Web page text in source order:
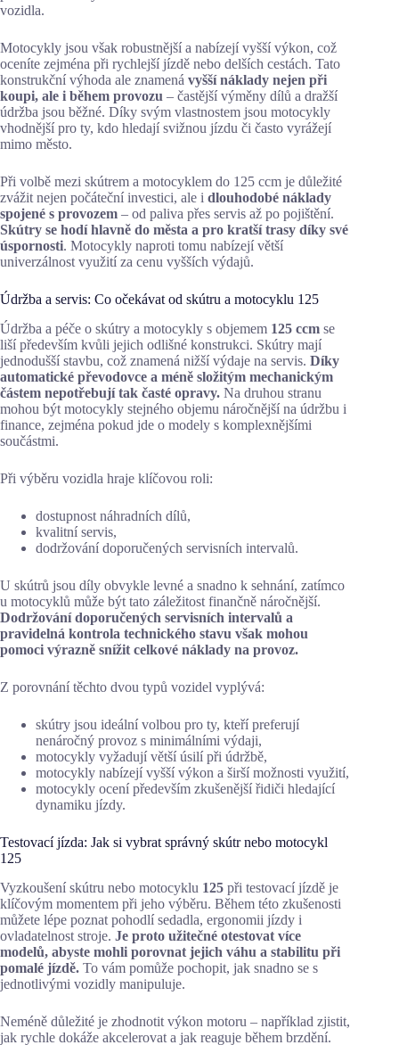
vozidla.
Motocykly jsou však robustnější a nabízejí vyšší výkon, což
oceníte zejména při rychlejší jízdě nebo delších cestách. Tato
konstrukční výhoda ale znamená vyšší náklady nejen při
koupi, ale i během provozu – častější výměny dílů a dražší
údržba jsou běžné. Díky svým vlastnostem jsou motocykly
vhodnější pro ty, kdo hledají svižnou jízdu či často vyrážejí
mimo město.
Při volbě mezi skútrem a motocyklem do 125 ccm je důležité
zvážit nejen počáteční investici, ale i dlouhodobé náklady
spojené s provozem – od paliva přes servis až po pojištění.
Skútry se hodí hlavně do města a pro kratší trasy díky své
úspornosti. Motocykly naproti tomu nabízejí větší
univerzálnost využití za cenu vyšších výdajů.
Údržba a servis: Co očekávat od skútru a motocyklu 125
Údržba a péče o skútry a motocykly s objemem 125 ccm se
liší především kvůli jejich odlišné konstrukci. Skútry mají
jednodušší stavbu, což znamená nižší výdaje na servis. Díky
automatické převodovce a méně složitým mechanickým
částem nepotřebují tak časté opravy. Na druhou stranu
mohou být motocykly stejného objemu náročnější na údržbu i
finance, zejména pokud jde o modely s komplexnějšími
součástmi.
Při výběru vozidla hraje klíčovou roli:
dostupnost náhradních dílů,
kvalitní servis,
dodržování doporučených servisních intervalů.
U skútrů jsou díly obvykle levné a snadno k sehnání, zatímco
u motocyklů může být tato záležitost finančně náročnější.
Dodržování doporučených servisních intervalů a
pravidelná kontrola technického stavu však mohou
pomoci výrazně snížit celkové náklady na provoz.
Z porovnání těchto dvou typů vozidel vyplývá:
skútry jsou ideální volbou pro ty, kteří preferují
nenáročný provoz s minimálními výdaji,
motocykly vyžadují větší úsilí při údržbě,
motocykly nabízejí vyšší výkon a širší možnosti využití,
motocykly ocení především zkušenější řidiči hledající
dynamiku jízdy.
Testovací jízda: Jak si vybrat správný skútr nebo motocykl
125
Vyzkoušení skútru nebo motocyklu 125 při testovací jízdě je
klíčovým momentem při jeho výběru. Během této zkušenosti
můžete lépe poznat pohodlí sedadla, ergonomii jízdy i
ovladatelnost stroje. Je proto užitečné otestovat více
modelů, abyste mohli porovnat jejich váhu a stabilitu při
pomalé jízdě. To vám pomůže pochopit, jak snadno se s
jednotlivými vozidly manipuluje.
Neméně důležité je zhodnotit výkon motoru – například zjistit,
jak rychle dokáže akcelerovat a jak reaguje během brzdění.